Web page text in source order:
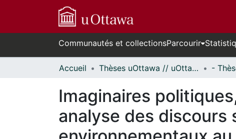
Communautés et collectionsParcourir
Accueil Thèses uOttawa // uOttawa Theses
Imaginaires
analyse des discours